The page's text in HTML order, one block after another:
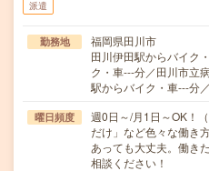
派遣
勤務地
福岡県田川市
田川伊田駅からバイク
ク・車---分／田川市立
駅からバイク・車---分
曜日頻度
週0日～/月1日～OK！
だけ」など色々な働き
あっても大丈夫。働き
相談ください！